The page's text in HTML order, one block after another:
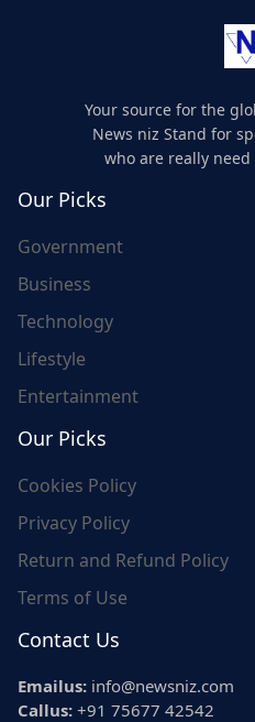
Your source for the
News niz Stand for
who are really
Our Picks
Government
Business
Technology
Lifestyle
Entertainment
Our Picks
Cookies Policy
Privacy Policy
Return and Refund Policy
Terms of Use
Contact Us
Emailus: info@newsniz.com
Callus: +91 75677 42542